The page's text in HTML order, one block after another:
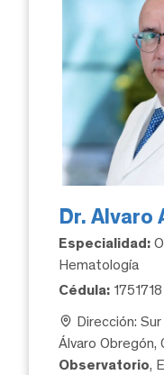
Dr. Alvaro
Especialidad:
Hematología
Cédula: 1751718
Dirección:
Álvaro Obregón,
Observatorio,